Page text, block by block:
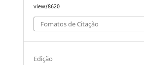
view/8620
Fomatos de Citação
Edição